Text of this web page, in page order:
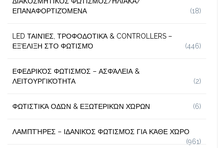
ΕΠΑΝΑΦΟΡΤΙΖΌΜΕΝΑ
(18)
LED ΤΑΙΝΊΕΣ, ΤΡΟΦΟΔΟΤΙΚΆ & CONTROLLERS –
ΕΞΈΛΙΞΗ ΣΤΟ ΦΩΤΙΣΜΌ
(446)
ΕΦΕΔΡΙΚΌΣ ΦΩΤΙΣΜΌΣ – ΑΣΦΆΛΕΙΑ &
ΛΕΙΤΟΥΡΓΙΚΌΤΗΤΑ
(2)
ΦΩΤΙΣΤΙΚΆ ΟΔΏΝ & ΕΞΩΤΕΡΙΚΏΝ ΧΏΡΩΝ (6)
ΛΑΜΠΤΉΡΕΣ – ΙΔΑΝΙΚΌΣ ΦΩΤΙΣΜΌΣ ΓΙΑ ΚΆΘΕ ΧΏΡΟ
(961)